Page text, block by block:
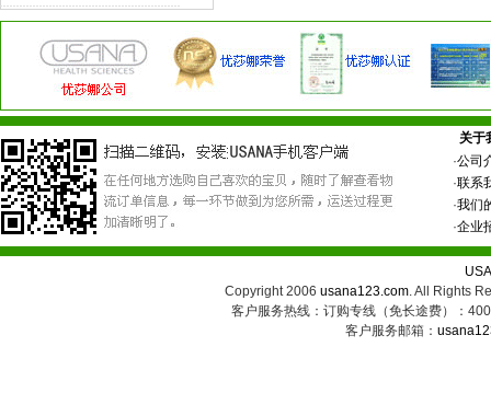
关于
·公司
·联系
·我们
·企业
Copyright 2006 usana123.com. All Rights
客户服务热线：订购专线（免长途费）：
客户服务邮箱：